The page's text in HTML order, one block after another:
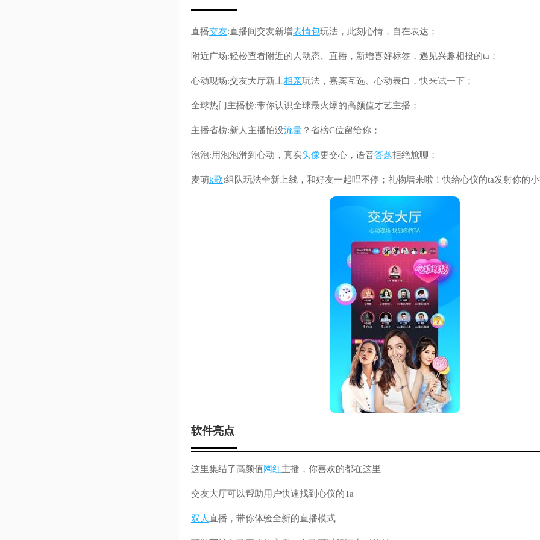
直播交友:直播间交友新增表情包玩法，此刻心情，自在表达；
附近广场:轻松查看附近的人动态、直播，新增喜好标签，遇见兴趣相投的ta；
心动现场:交友大厅新上相亲玩法，嘉宾互选、心动表白，快来试一下；
全球热门主播榜:带你认识全球最火爆的高颜值才艺主播；
主播省榜:新人主播怕没流量 ？省榜C位留给你；
泡泡:用泡泡滑到心动，真实头像更交心，语音答题拒绝尬聊；
麦萌k歌:组队玩法全新上线，和好友一起唱不停；礼物墙来啦！快给心仪的ta发射你的
软件亮点
这里集结了高颜值网红主播，你喜欢的都在这里
交友大厅可以帮助用户快速找到心仪的Ta
双人直播，带你体验全新的直播模式